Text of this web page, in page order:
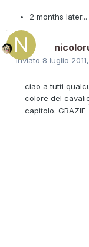
2 months later...
Inviato 8 luglio
ciao a tutti
colore del
capitolo. GRAZIE